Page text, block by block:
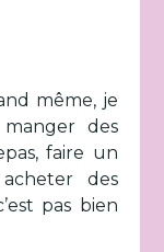
même, je
des
faire un
des
pas bien